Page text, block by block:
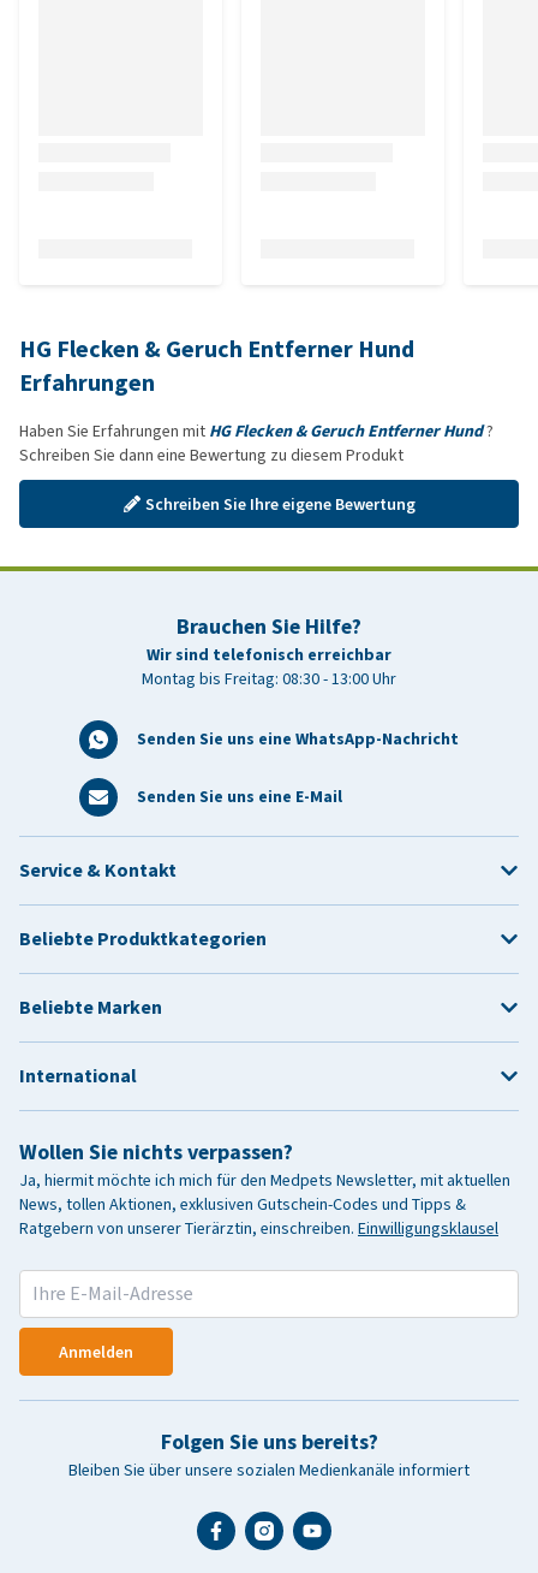
HG Flecken & Geruch Entferner Hund
Erfahrungen
Haben Sie Erfahrungen mit HG Flecken & Geruch Entferner Hund?
Schreiben Sie dann eine Bewertung zu diesem Produkt
Schreiben Sie Ihre eigene Bewertung
Brauchen Sie Hilfe?
Wir sind telefonisch erreichbar
Montag bis Freitag: 08:30 - 13:00 Uhr
Senden Sie uns eine WhatsApp-Nachricht
Senden Sie uns eine E-Mail
Wollen Sie nichts verpassen?
Ja, hiermit möchte ich mich für den Medpets Newsletter, mit aktuellen
News, tollen Aktionen, exklusiven Gutschein-Codes und Tipps &
Ratgebern von unserer Tierärztin, einschreiben. Einwilligungsklausel
Anmelden
Folgen Sie uns bereits?
Bleiben Sie über unsere sozialen Medienkanäle informiert
Service & Kontakt
Beliebte Produktkategorien
Beliebte Marken
International